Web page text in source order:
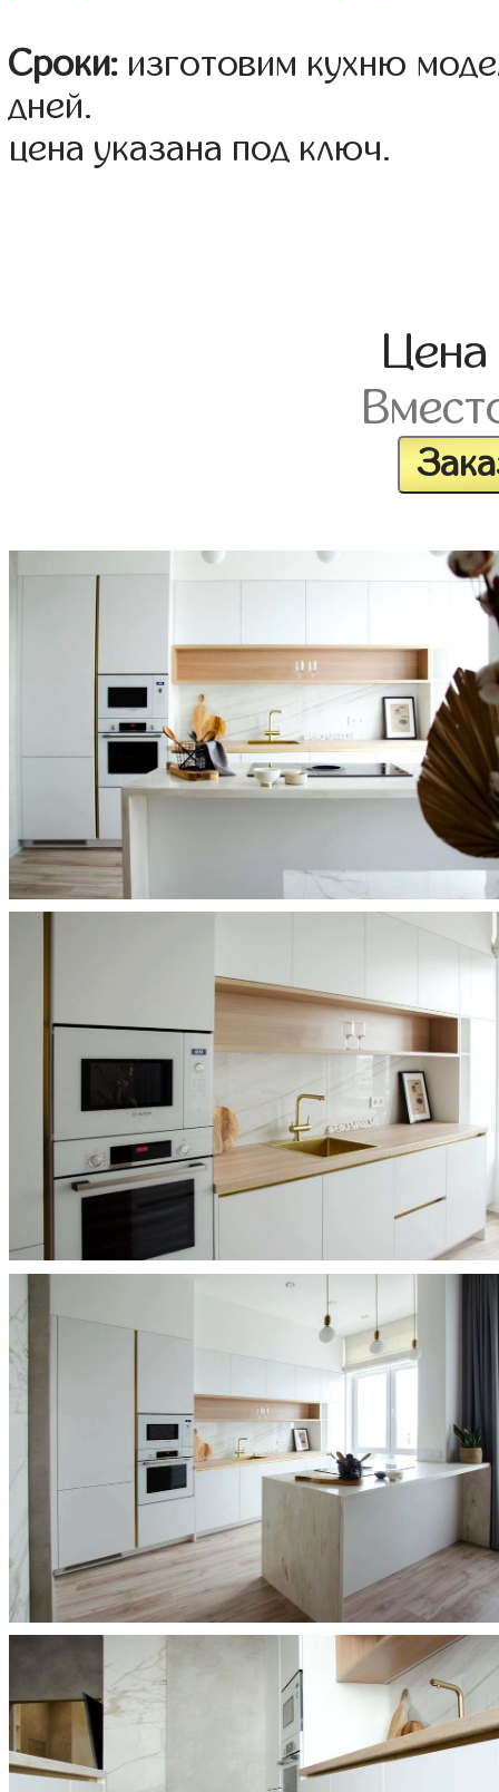
Сроки: изготовим кухню
дней.
цена указана под ключ.